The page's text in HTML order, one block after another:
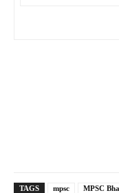
TAGS mpsc MPSC